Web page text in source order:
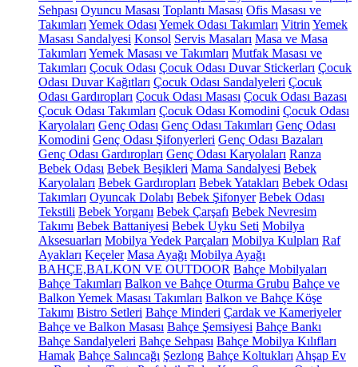
Sehpası Oyuncu Masası Toplantı Masası Ofis Masası ve
Takımları Yemek Odası Yemek Odası Takımları Vitrin Yemek
Masası Sandalyesi Konsol Servis Masaları Masa ve Masa
Takımları Yemek Masası ve Takımları Mutfak Masası ve
Takımları Çocuk Odası Çocuk Odası Duvar Stickerları Çocuk
Odası Duvar Kağıtları Çocuk Odası Sandalyeleri Çocuk
Odası Gardıropları Çocuk Odası Masası Çocuk Odası Bazası
Çocuk Odası Takımları Çocuk Odası Komodini Çocuk Odası
Karyolaları Genç Odası Genç Odası Takımları Genç Odası
Komodini Genç Odası Şifonyerleri Genç Odası Bazaları
Genç Odası Gardıropları Genç Odası Karyolaları Ranza
Bebek Odası Bebek Beşikleri Mama Sandalyesi Bebek
Karyolaları Bebek Gardıropları Bebek Yatakları Bebek Odası
Takımları Oyuncak Dolabı Bebek Şifonyer Bebek Odası
Tekstili Bebek Yorganı Bebek Çarşafı Bebek Nevresim
Takımı Bebek Battaniyesi Bebek Uyku Seti Mobilya
Aksesuarları Mobilya Yedek Parçaları Mobilya Kulpları Raf
Ayakları Keçeler Masa Ayağı Mobilya Ayağı
BAHÇE,BALKON VE OUTDOOR Bahçe Mobilyaları
Bahçe Takımları Balkon ve Bahçe Oturma Grubu Bahçe ve
Balkon Yemek Masası Takımları Balkon ve Bahçe Köşe
Takımı Bistro Setleri Bahçe Minderi Çardak ve Kameriyeler
Bahçe ve Balkon Masası Bahçe Şemsiyesi Bahçe Bankı
Bahçe Sandalyeleri Bahçe Sehpası Bahçe Mobilya Kılıfları
Hamak Bahçe Salıncağı Şezlong Bahçe Koltukları Ahşap Ev